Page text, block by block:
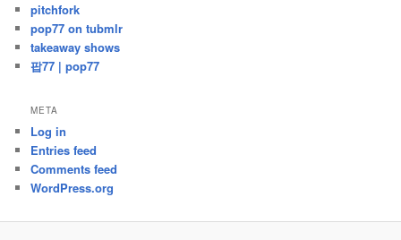
pitchfork
pop77 on tubmlr
takeaway shows
팝77 | pop77
META
Log in
Entries feed
Comments feed
WordPress.org